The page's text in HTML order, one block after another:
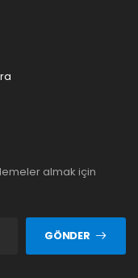
almak için
GÖNDER